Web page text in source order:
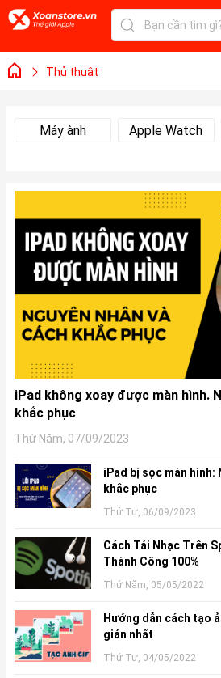
Thủ thuật
Máy ành Apple Watch
iPad không xoay được màn hình.
khắc phục
Thứ Năm, 07/09/2023
iPad bị sọc màn hình:
khắc phục
Thứ Tư, 06/09/2023
Cách Tải Nhạc Trên
Thành Công 100%
Thứ Năm, 05/05/2022
Hướng dẫn cách tạo
giản nhất
Thứ Tư, 04/05/2022